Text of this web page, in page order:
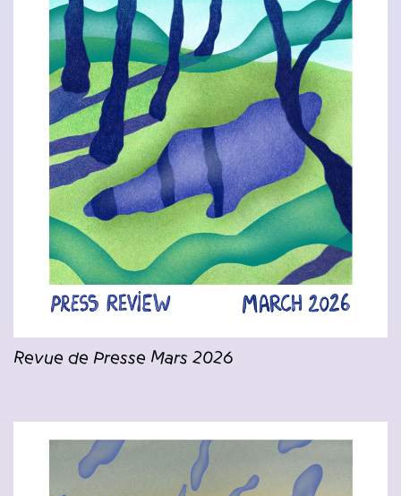
Revue de Presse Mars 2026